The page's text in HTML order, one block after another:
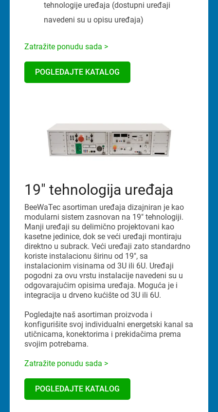
tehnologije uređaja (dostupni uređaji
navedeni su u opisu uređaja)
Zatražite ponudu sada >
POGLEDAJTE KATALOG
19" tehnologija uređaja
BeeWaTec asortiman uređaja dizajniran je kao
modularni sistem zasnovan na 19" tehnologiji.
Manji uređaji su delimično projektovani kao
kasetne jedinice, dok se veći uređaji montiraju
direktno u subrack. Veći uređaji zato standardno
koriste instalacionu širinu od 19", sa
instalacionim visinama od 3U ili 6U. Uređaji
pogodni za ovu vrstu instalacije navedeni su u
odgovarajućim opisima uređaja. Moguća je i
integracija u drveno kućište od 3U ili 6U.
Pogledajte naš asortiman proizvoda i
konfigurišite svoj individualni energetski kanal sa
utičnicama, konektorima i prekidačima prema
svojim potrebama.
Zatražite ponudu sada >
POGLEDAJTE KATALOG